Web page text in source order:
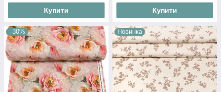
Купити Купити
–30% Новинка